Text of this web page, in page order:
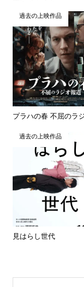
過去の上映作品
プラハの春 不屈のラ
過去の上映作品
見はらし世代